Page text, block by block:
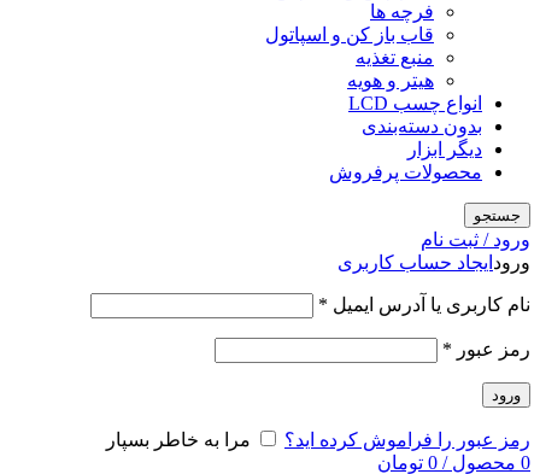
فرچه ها
قاب باز کن و اسپاتول
منبع تغذیه
هیتر و هویه
انواع چسب LCD
بدون دسته‌بندی
دیگر ابزار
محصولات پرفروش
جستجو
ورود / ثبت نام
ورود ایجاد حساب کاربری
نام کاربری یا آدرس ایمیل *
رمز عبور *
ورود
رمز عبور را فراموش کرده اید؟
مرا به خاطر بسپار
0 محصول /
0 تومان